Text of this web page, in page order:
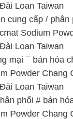
Loan Taiwan
cung cấp / phân
Sodium
Loan Taiwan
mại ¯ bán hóa
Powder Chang
Loan Taiwan
phối # bán
Powder Chang